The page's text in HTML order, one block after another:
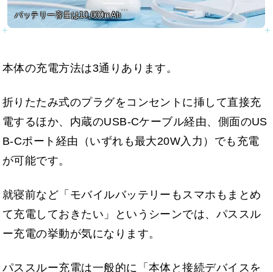
バッテリー容量は10,000mAh
本体の充電方法は3通りあります。
折りたたみ式のプラグをコンセントに挿して直接充
電するほか、内蔵のUSB-Cケーブル経由、側面のUS
B-Cポート経由（いずれも最大20W入力）でも充電
が可能です。
就寝前など「モバイルバッテリーもスマホもまとめ
て充電しておきたい」というシーンでは、パススル
ー充電の挙動が気になります。
パススルー充電は一般的に「本体と接続デバイスを